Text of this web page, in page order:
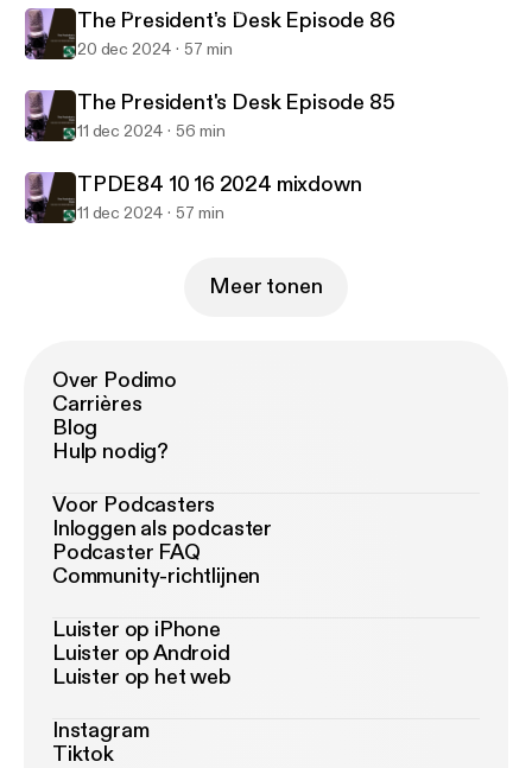
The President's Desk
The President's Desk Episode 86
20 dec 2024 57 min
The President's Desk Episode 85
11 dec 2024 56 min
TPDE84 10 16 2024 mixdown
11 dec 2024 57 min
Meer tonen
Over Podimo
Carrières
Blog
Hulp nodig?
Voor Podcasters
Inloggen als podcaster
Podcaster FAQ
Community-richtlijnen
Luister op iPhone
Luister op Android
Luister op het web
Instagram
Tiktok